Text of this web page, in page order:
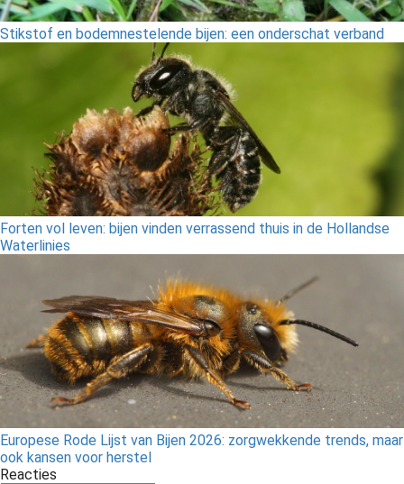
Stikstof en bodemnestelende bijen: een onderschat verband
Forten vol leven: bijen vinden verrassend thuis in de Hollandse
Waterlinies
Europese Rode Lijst van Bijen 2026: zorgwekkende trends, maar
ook kansen voor herstel
Reacties